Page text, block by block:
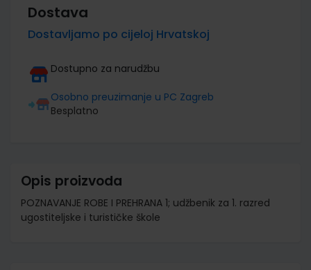
Dostava
Dostavljamo po cijeloj Hrvatskoj
Dostupno za narudžbu
Osobno preuzimanje u PC Zagreb
Besplatno
Opis proizvoda
POZNAVANJE ROBE I PREHRANA 1; udžbenik za 1. razred
ugostiteljske i turističke škole